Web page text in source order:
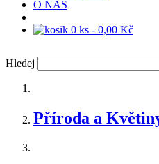
O NÁS
0 ks - 0,00 Kč
Hledej
Příroda a